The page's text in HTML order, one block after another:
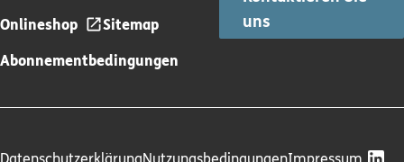
Onlineshop
Sitemap
Abonnementbedingungen
uns